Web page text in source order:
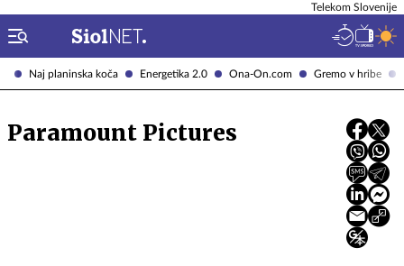
Naj planinska koča Energetika 2.0 Ona-On.com Gremo v hribe
Telekom Slovenije
Paramount Pictures